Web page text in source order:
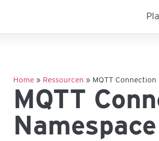
Home» Ressourcen » MQTT
MQTT